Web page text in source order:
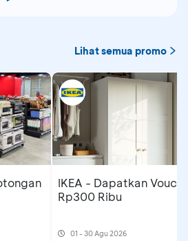
Lihat semua promo
IKEA - Dapatkan Voucher
Rp300 Ribu
01 - 30 Agu 2026